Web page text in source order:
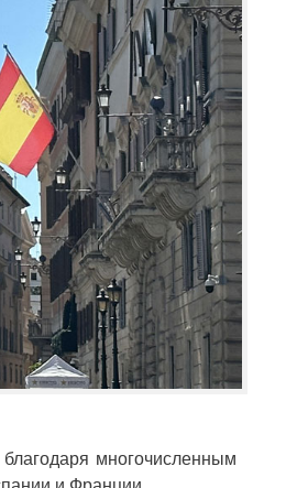
многочисленным